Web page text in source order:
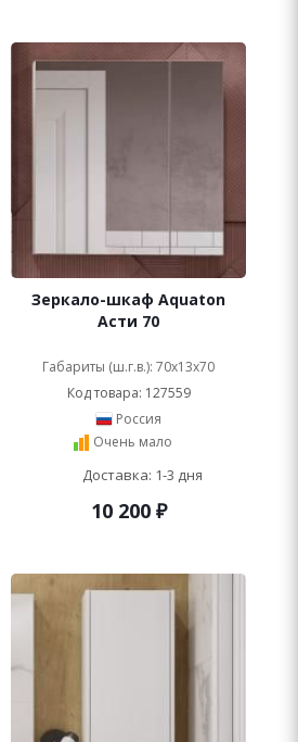
Зеркало-шкаф Aquaton
Асти 70
Габариты (ш.г.в.): 70x13x70
Код товара: 127559
Россия
Очень мало
Доставка: 1-3 дня
10 200₽